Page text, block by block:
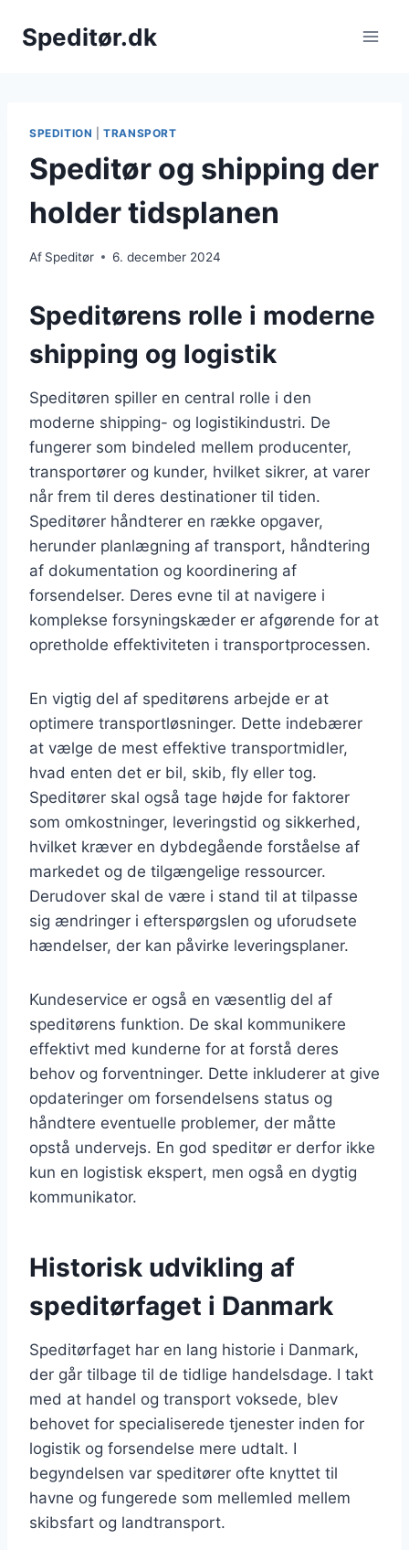
Speditør.dk
SPEDITION |TRANSPORT
Speditør og shipping der
holder tidsplanen
Af Speditør 6. december 2024
Speditørens rolle i moderne
shipping og logistik
Speditøren spiller en central rolle i den
moderne shipping- og logistikindustri. De
fungerer som bindeled mellem producenter,
transportører og kunder, hvilket sikrer, at varer
når frem til deres destinationer til tiden.
Speditører håndterer en række opgaver,
herunder planlægning af transport, håndtering
af dokumentation og koordinering af
forsendelser. Deres evne til at navigere i
komplekse forsyningskæder er afgørende for at
opretholde effektiviteten i transportprocessen.
En vigtig del af speditørens arbejde er at
optimere transportløsninger. Dette indebærer
at vælge de mest effektive transportmidler,
hvad enten det er bil, skib, fly eller tog.
Speditører skal også tage højde for faktorer
som omkostninger, leveringstid og sikkerhed,
hvilket kræver en dybdegående forståelse af
markedet og de tilgængelige ressourcer.
Derudover skal de være i stand til at tilpasse
sig ændringer i efterspørgslen og uforudsete
hændelser, der kan påvirke leveringsplaner.
Kundeservice er også en væsentlig del af
speditørens funktion. De skal kommunikere
effektivt med kunderne for at forstå deres
behov og forventninger. Dette inkluderer at give
opdateringer om forsendelsens status og
håndtere eventuelle problemer, der måtte
opstå undervejs. En god speditør er derfor ikke
kun en logistisk ekspert, men også en dygtig
kommunikator.
Historisk udvikling af
speditørfaget i Danmark
Speditørfaget har en lang historie i Danmark,
der går tilbage til de tidlige handelsdage. I takt
med at handel og transport voksede, blev
behovet for specialiserede tjenester inden for
logistik og forsendelse mere udtalt. I
begyndelsen var speditører ofte knyttet til
havne og fungerede som mellemled mellem
skibsfart og landtransport.